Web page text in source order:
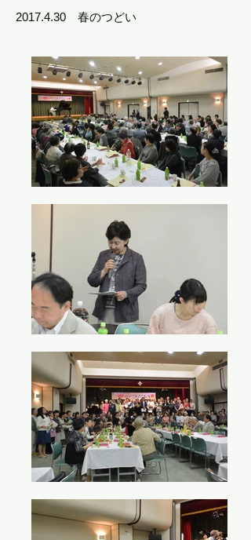
2017.4.30 春のつどい